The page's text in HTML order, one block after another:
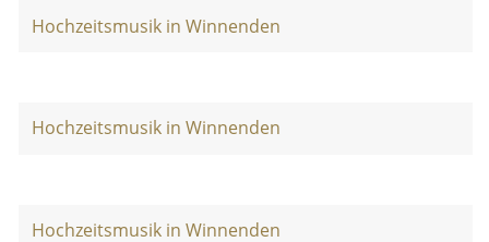
Hochzeitsmusik in Winnenden
Hochzeitsmusik in Winnenden
Hochzeitsmusik in Winnenden